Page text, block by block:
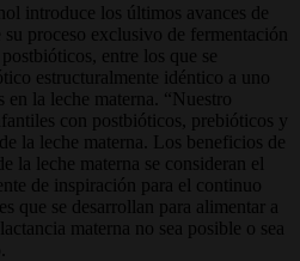
introduce los últimos avances de
proceso exclusivo de fermentación
entre los que se
estructuralmente idéntico a uno
en la leche materna. “Nuestro
con postbióticos, prebióticos y
la leche materna. Los beneficios de
la leche materna se consideran el
de inspiración para el continuo
que se desarrollan para alimentar a
materna no sea posible o sea